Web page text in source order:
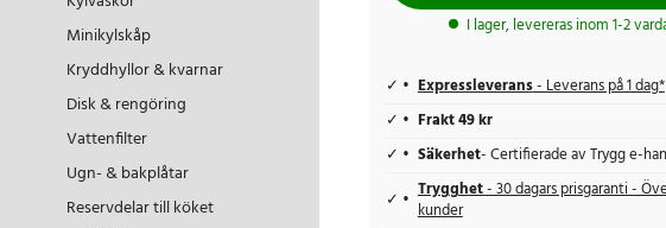
Minikylskåp
Kryddhyllor & kvarnar
Disk & rengöring
Vattenfilter
Ugn- & bakplåtar
Reservdelar till köket
I lager, levereras inom 1-2
Expressleverans- Leverans på 1 dag*
Frakt 49 kr
Säkerhet- Certifierade av Trygg e-
Trygghet- 30 dagars prisgaranti -
kunder